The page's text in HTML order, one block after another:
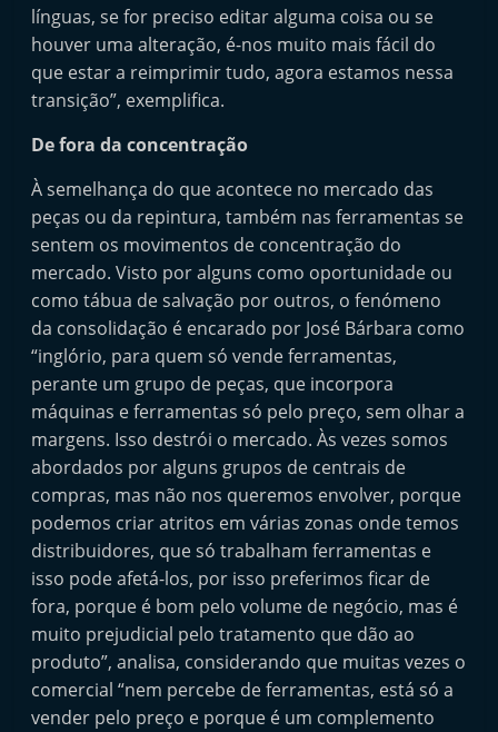
línguas, se for preciso editar alguma coisa ou se
houver uma alteração, é-nos muito mais fácil do
que estar a reimprimir tudo, agora estamos nessa
transição”, exemplifica.
De fora da concentração
À semelhança do que acontece no mercado das
peças ou da repintura, também nas ferramentas se
sentem os movimentos de concentração do
mercado. Visto por alguns como oportunidade ou
como tábua de salvação por outros, o fenómeno
da consolidação é encarado por José Bárbara como
“inglório, para quem só vende ferramentas,
perante um grupo de peças, que incorpora
máquinas e ferramentas só pelo preço, sem olhar a
margens. Isso destrói o mercado. Às vezes somos
abordados por alguns grupos de centrais de
compras, mas não nos queremos envolver, porque
podemos criar atritos em várias zonas onde temos
distribuidores, que só trabalham ferramentas e
isso pode afetá-los, por isso preferimos ficar de
fora, porque é bom pelo volume de negócio, mas é
muito prejudicial pelo tratamento que dão ao
produto”, analisa, considerando que muitas vezes o
comercial “nem percebe de ferramentas, está só a
vender pelo preço e porque é um complemento